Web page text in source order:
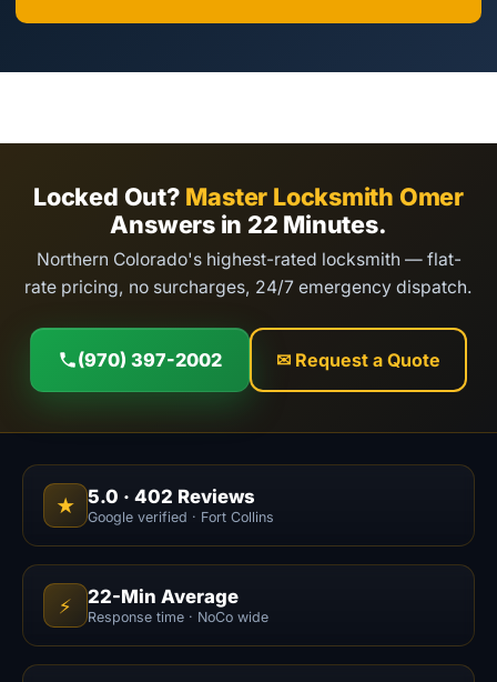
Locked Out? Master Locksmith Omer
Answers in 22 Minutes.
Northern Colorado's highest-rated locksmith — flat-
rate pricing, no surcharges, 24/7 emergency dispatch.
(970) 397-2002 ✉ Request a Quote
★ 5.0 · 402 Reviews
Google verified · Fort Collins
⚡ 22-Min Average
Response time · NoCo wide